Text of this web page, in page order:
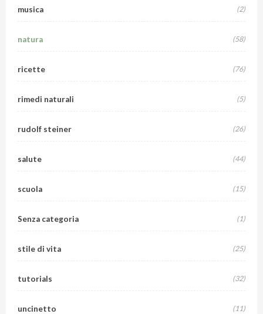
musica (2)
natura (58)
ricette (76)
rimedi naturali (5)
rudolf steiner (26)
salute (44)
scuola (15)
Senza categoria (1)
stile di vita (25)
tutorials (32)
uncinetto (11)